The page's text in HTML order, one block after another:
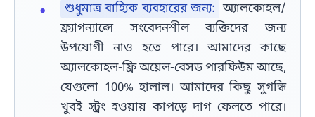
শুধুমাত্র বাহ্যিক ব্যবহারের জন্য: অ্যালকোহল/
ফ্র্যাগন্যান্সে সংবেদনশীল ব্যক্তিদের জন্য
উপযোগী নাও হতে পারে। আমাদের কাছে
অ্যালকোহল-ফ্রি অয়েল-বেসড পারফিউম আছে,
যেগুলো 100% হালাল। আমাদের কিছু সুগন্ধি
খুবই স্ট্রং হওয়ায় কাপড়ে দাগ ফেলতে পারে।